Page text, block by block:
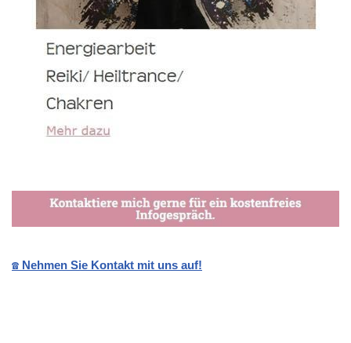
☎️ Nehmen Sie Kontakt mit uns auf!